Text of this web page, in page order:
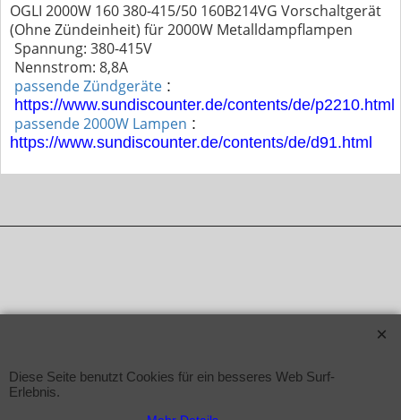
OGLI 2000W 160 380-415/50 160B214VG Vorschaltgerät
(Ohne Zündeinheit) für 2000W Metalldampflampen
Spannung: 380-415V
Nennstrom: 8,8A
passende Zündgeräte :
https://www.sundiscounter.de/contents/de/p2210.html
passende 2000W Lampen :
https://www.sundiscounter.de/contents/de/d91.html
Diese Seite benutzt Cookies für ein besseres Web Surf-
Erlebnis.